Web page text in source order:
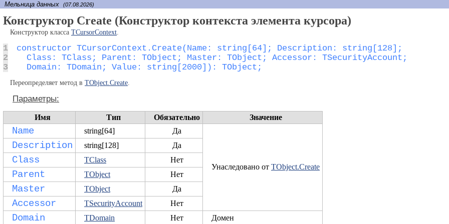
Мельница данных (07.08.2026)
Конструктор Create (Конструктор контекста элемента курсора)
Конструктор класса TCursorContext.
1
2
3
  Domain: TDomain; Value: string[2000]): TObject;
Переопределяет метод в TObject.Create.
Параметры:
Имя Тип Обязательно Значение
Name string[64] Да
Унаследовано от TObject.Create
Description string[128] Да
Class TClass Нет
Parent TObject Нет
Master TObject Да
Accessor TSecurityAccount Нет
Domain TDomain Нет Домен